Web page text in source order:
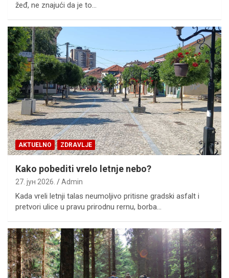
žeđ, ne znajući da je to…
AKTUELNO ZDRAVLJE
Kako pobediti vrelo letnje nebo?
27. јун 2026. Admin
Kada vreli letnji talas neumoljivo pritisne gradski asfalt i
pretvori ulice u pravu prirodnu rernu, borba…